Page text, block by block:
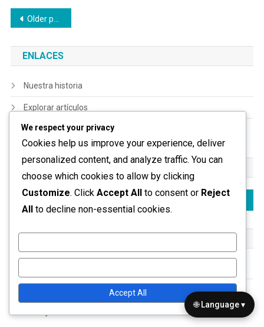
Posts
navigation
Older posts
ENLACES
Nuestra historia
Explorar artículos
Contáctanos
BUSCAR
Search
Roles de Jugadores 4-2-4
We respect your privacy
Cookies help us improve your experience, deliver
personalized content, and analyze traffic. You can
choose which cookies to allow by clicking
Customize. Click Accept All to consent or Reject
All to decline non-essential cookies.
Accept All
🌐 Language ▾